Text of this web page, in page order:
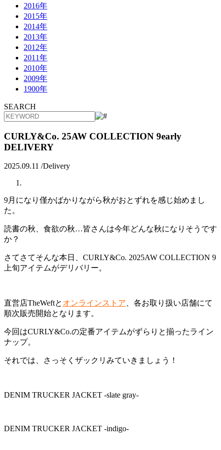
2016年
2015年
2014年
2013年
2012年
2011年
2010年
2009年
1900年
SEARCH
CURLY&Co. 25AW COLLECTION 9early
DELIVERY
2025.09.11 /Delivery
9月になり僅かばかりながら秋がおとずれを感じ始めまし
た。
読書の秋、食欲の秋…皆さんは今年どんな秋になりそうです
か？
さてさてそんな本日、CURLY&Co. 2025AW COLLECTION 9
上旬アイテムがデリバリー。
直営店TheWeftと オンラインストア 、各お取り扱い店舗にて
順次販売開始となります。
今回はCURLY&Co.の定番アイテムがずらりと揃ったライン
ナップ。
それでは、さっそくザックリみていきましょう！
DENIM TRUCKER JACKET -slate gray-
DENIM TRUCKER JACKET -indigo-